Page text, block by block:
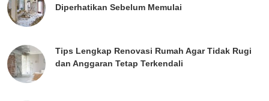
Diperhatikan Sebelum Memulai
Tips Lengkap Renovasi Rumah Agar Tidak Rugi
dan Anggaran Tetap Terkendali